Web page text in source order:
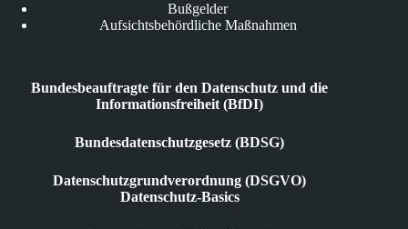
Bußgelder
Aufsichtsbehördliche Maßnahmen
Bundesbeauftragte für den Datenschutz und die
Informationsfreiheit (BfDI)
Bundesdatenschutzgesetz (BDSG)
Datenschutzgrundverordnung (DSGVO)
Datenschutz-Basics